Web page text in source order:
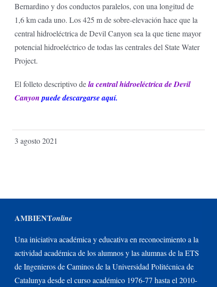
Bernardino y dos conductos paralelos, con una longitud de
1,6 km cada uno. Los 425 m de sobre-elevación hace que la
central hidroeléctrica de Devil Canyon sea la que tiene mayor
potencial hidroeléctrico de todas las centrales del State Water
Project.
El folleto descriptivo dela central hidroeléctrica de Devil
Canyon puede descargarse aquí.
3 agosto 2021
AMBIENTonline
Una iniciativa académica y educativa en reconocimiento a la
actividad académica de los alumnos y las alumnas de la ETS
de Ingenieros de Caminos de la Universidad Politécnica de
Catalunya desde el curso académico 1976-77 hasta el 2010-